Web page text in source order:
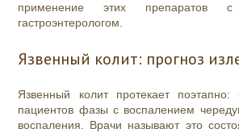
применение этих препаратов
гастроэнтерологом.
Язвенный колит: прогноз
Язвенный колит протекает
пациентов фазы с воспалением
воспаления. Врачи называют это